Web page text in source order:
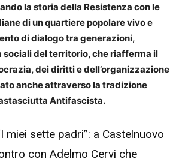
la storia della Resistenza con le
di un quartiere popolare vivo e
di dialogo tra generazioni,
sociali del territorio, che riafferma il
dei diritti e dell’organizzazione
anche attraverso la tradizione
Antifascista.
miei sette padri”: a Castelnuovo
con Adelmo Cervi che